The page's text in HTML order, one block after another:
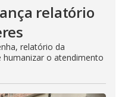
relatório
relatório da
o atendimento